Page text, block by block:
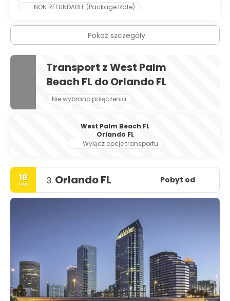
NON REFUNDABLE (Package Rate)
Pokaż szczegóły
Transport z West Palm
Beach FL do Orlando FL
Nie wybrano połączenia
West Palm Beach FL
Orlando FL
Wyłącz opcje transportu
19
kwi 3. Orlando FL Pobyt od